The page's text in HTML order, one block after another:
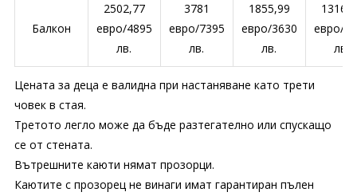
Балкон
2502,77
евро/4895
лв.
3781
евро/7395
лв.
1855,99
евро/3630
лв.
евро/
лв.
Цената за деца е валидна при настаняване като трети
човек в стая.
Третото легло може да бъде разтегателно или спускащо
се от стената.
Вътрешните каюти нямат прозорци.
Каютите с прозорец не винаги имат гарантиран пълен